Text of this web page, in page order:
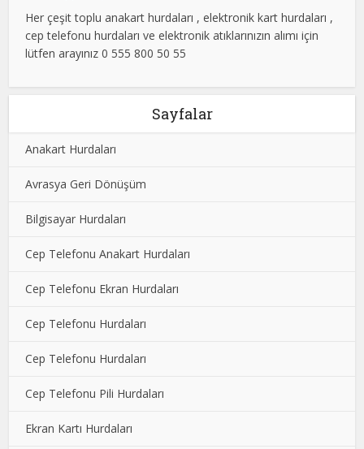
Her çeşit toplu anakart hurdaları , elektronik kart hurdaları ,
cep telefonu hurdaları ve elektronik atıklarınızın alımı için
lütfen arayınız 0 555 800 50 55
Sayfalar
Anakart Hurdaları
Avrasya Geri Dönüşüm
Bilgisayar Hurdaları
Cep Telefonu Anakart Hurdaları
Cep Telefonu Ekran Hurdaları
Cep Telefonu Hurdaları
Cep Telefonu Hurdaları
Cep Telefonu Pili Hurdaları
Ekran Kartı Hurdaları